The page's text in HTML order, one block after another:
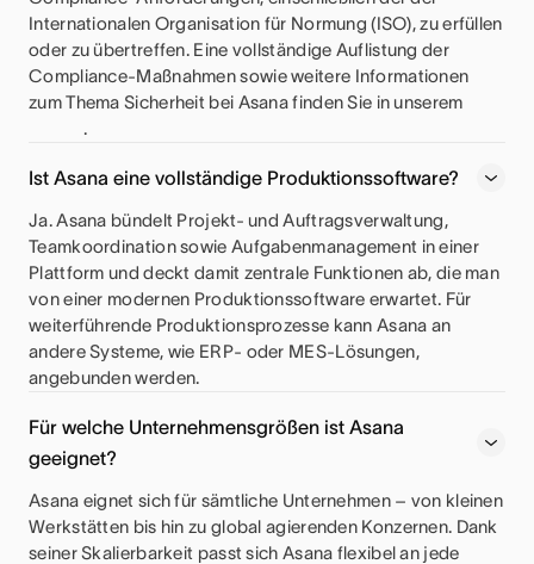
Internationalen Organisation für Normung (ISO), zu erfüllen
oder zu übertreffen. Eine vollständige Auflistung der
Compliance-Maßnahmen sowie weitere Informationen
zum Thema Sicherheit bei Asana finden Sie in unserem
.
Ist Asana eine vollständige Produktionssoftware?
Ja. Asana bündelt Projekt- und Auftragsverwaltung,
Teamkoordination sowie Aufgabenmanagement in einer
Plattform und deckt damit zentrale Funktionen ab, die man
von einer modernen Produktionssoftware erwartet. Für
weiterführende Produktionsprozesse kann Asana an
andere Systeme, wie ERP- oder MES-Lösungen,
angebunden werden.
Für welche Unternehmensgrößen ist Asana
geeignet?
Asana eignet sich für sämtliche Unternehmen – von kleinen
Werkstätten bis hin zu global agierenden Konzernen. Dank
seiner Skalierbarkeit passt sich Asana flexibel an jede